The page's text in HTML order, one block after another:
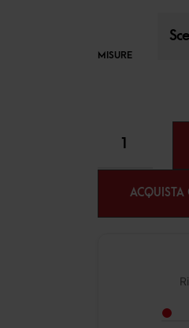
MISURE
ACQUISTA